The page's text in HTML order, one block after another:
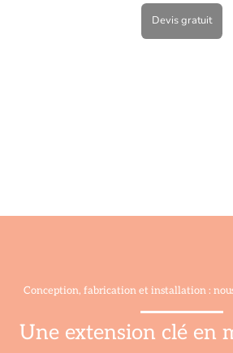
Devis gratuit
Conception, fabrication et installation :
Une extension clé en